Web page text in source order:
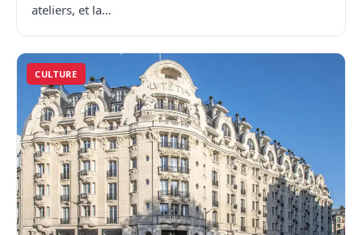
ateliers, et la…
CULTURE